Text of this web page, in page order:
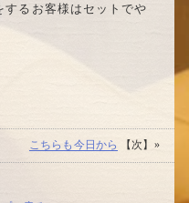
するお客様はセットでや
こちらも今日から 【次】»